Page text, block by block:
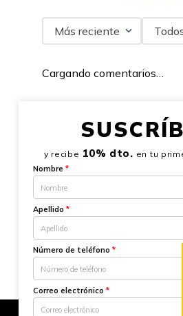
Más reciente
Cargando comentarios…
y recibe 10% dto. en tu
Nombre *
Apellido *
Número de teléfono *
Correo electrónico *